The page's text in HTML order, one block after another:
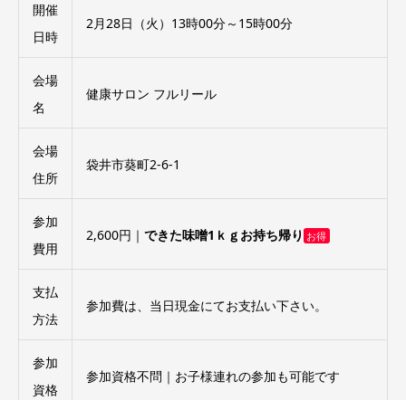
開催
日時
2月28日（火）13時00分～15時00分
会場
名
健康サロン フルリール
会場
住所
袋井市葵町2-6-1
参加
費用
2,600円｜ できた味噌1ｋｇお持ち帰り お得
支払
方法
参加費は、当日現金にてお支払い下さい。
参加
資格
参加資格不問｜お子様連れの参加も可能です